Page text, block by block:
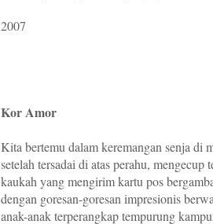
2007
Kor Amor
Kita bertemu dalam keremangan senja di
setelah tersadai di atas perahu, mengecup
kaukah yang mengirim kartu pos
dengan goresan-goresan impresionis
anak-anak terperangkap tempurung